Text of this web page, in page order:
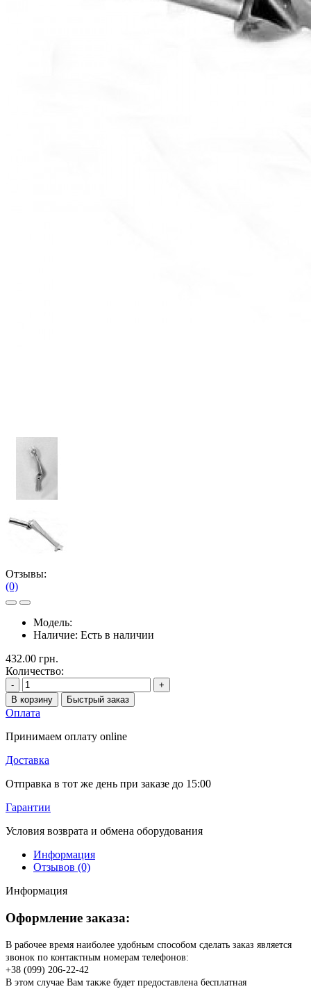
Отзывы:
(0)
Модель:
Наличие: Есть в наличии
432.00 грн.
Количество:
-
+
В корзину
Быстрый заказ
Оплата
Принимаем оплату online
Доставка
Отправка в тот же день при заказе до 15:00
Гарантии
Условия возврата и обмена оборудования
Информация
Отзывов (0)
Информация
Оформление заказа:
В рабочее время наиболее удобным способом сделать заказ является
звонок по контактным номерам телефонов:
+38 (099) 206-22-42
В этом случае Вам также будет предоставлена бесплатная